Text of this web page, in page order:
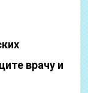
врачу и